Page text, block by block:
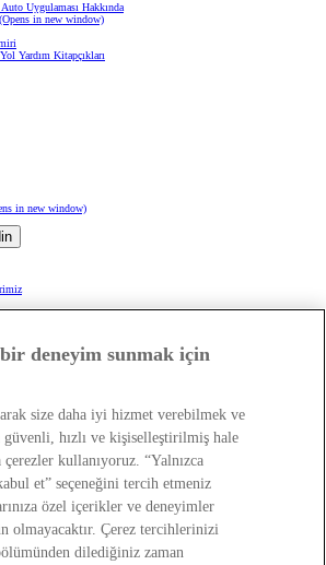
Uygulaması Hakkında
(Opens in new window)
Yardım Kitapçıkları
in new window)
İzni
in new window)
Rıza
deneyim sunmak için
size daha iyi hizmet verebilmek ve
hızlı ve kişiselleştirilmiş hale
çerezler kullanıyoruz. “Yalnızca
et” seçeneğini tercih etmeniz
özel içerikler ve deneyimler
olmayacaktır. Çerez tercihlerinizi
dilediğiniz zaman